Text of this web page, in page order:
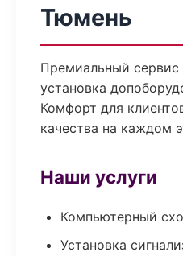
Тюмень
Премиальный
установка
Комфорт для
качества на каждом
Наши услуги
Компьютерный
Установка